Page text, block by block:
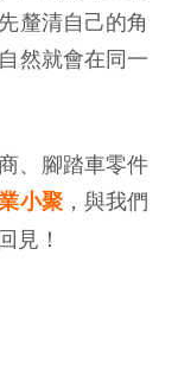
釐清自己的角
然就會在同一
、腳踏車零件
小聚，與我們
見！